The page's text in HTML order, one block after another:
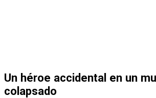
Un héroe accidental en un
colapsado